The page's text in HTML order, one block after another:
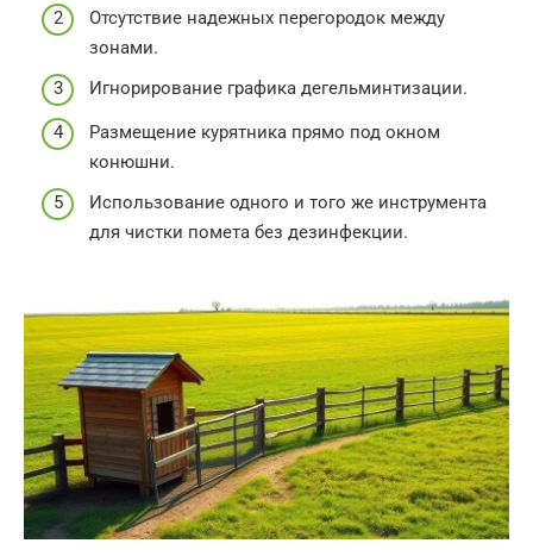
Отсутствие надежных перегородок между
зонами.
Игнорирование графика дегельминтизации.
Размещение курятника прямо под окном
конюшни.
Использование одного и того же инструмента
для чистки помета без дезинфекции.